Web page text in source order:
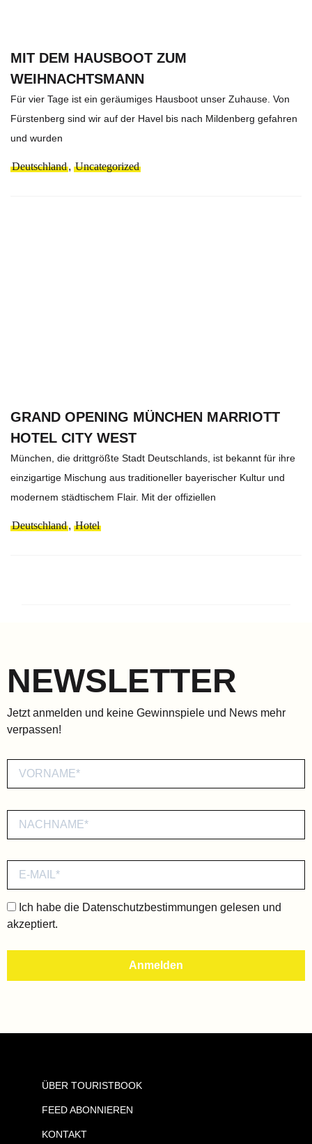
MIT DEM HAUSBOOT ZUM
WEIHNACHTSMANN
Für vier Tage ist ein geräumiges Hausboot unser Zuhause. Von
Fürstenberg sind wir auf der Havel bis nach Mildenberg gefahren
und wurden
Deutschland, Uncategorized
GRAND OPENING MÜNCHEN MARRIOTT
HOTEL CITY WEST
München, die drittgrößte Stadt Deutschlands, ist bekannt für ihre
einzigartige Mischung aus traditioneller bayerischer Kultur und
modernem städtischem Flair. Mit der offiziellen
Deutschland, Hotel
NEWSLETTER
Jetzt anmelden und keine Gewinnspiele und News mehr
verpassen!
Ich habe die Datenschutzbestimmungen gelesen und
akzeptiert.
ÜBER TOURISTBOOK
FEED ABONNIEREN
KONTAKT